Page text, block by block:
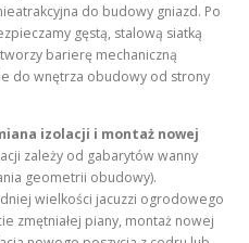
do budowy gniazd. Po
gęstą, stalową siatką
barierę mechaniczną
do wnętrza obudowy od strony
izolacji i montaż nowej
zależy od gabarytów wanny
geometrii obudowy).
wielkości jacuzzi ogrodowego
zmętniałej piany, montaż nowej